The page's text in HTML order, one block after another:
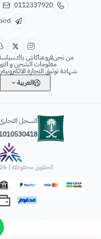
0112337920
من نحنفروعناكاش باك
معلومات الشحن و
شهادة توثيق التجارة الالكترونية
العربية
السجل
الحقوق محفوظة | 2026